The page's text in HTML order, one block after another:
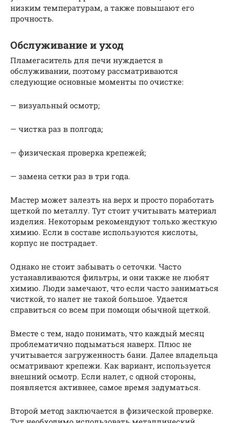
низким температурам, а также повышают его
прочность.
Обслуживание и уход
Пламегаситель для печи нуждается в
обслуживании, поэтому рассматриваются
следующие основные моменты по очистке:
— визуальный осмотр;
— чистка раз в полгода;
— физическая проверка крепежей;
— замена сетки раз в три года.
Мастер может залезть на верх и просто поработать
щеткой по металлу. Тут стоит учитывать материал
изделия. Некоторым рекомендуют только жесткую
химию. Если в составе используются кислоты,
корпус не пострадает.
Однако не стоит забывать о сеточки. Часто
устанавливаются фильтры, и они также не любят
химию. Люди замечают, что если часто заниматься
чисткой, то налет не такой большое. Удается
справиться со всем при помощи обычной щеткой.
Вместе с тем, надо понимать, что каждый месяц
проблематично подыматься наверх. Плюс не
учитывается загруженность бани. Далее владельца
осматривают крепежи. Как вариант, используется
внешний осмотр. Если налет, с одной стороны,
появляется активнее, самое время задуматься.
Второй метод заключается в физической проверке.